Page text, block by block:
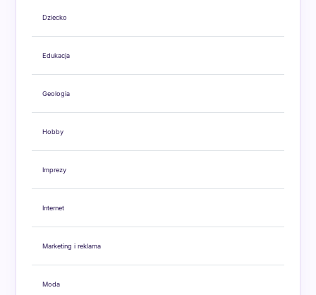
Dziecko
Edukacja
Geologia
Hobby
Imprezy
Internet
Marketing i reklama
Moda